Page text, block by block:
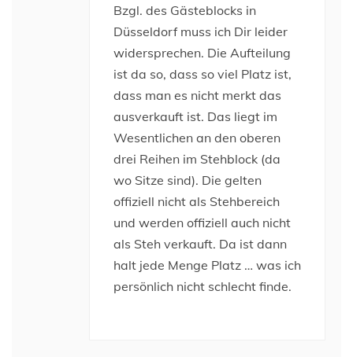
Bzgl. des Gästeblocks in
Düsseldorf muss ich Dir leider
widersprechen. Die Aufteilung
ist da so, dass so viel Platz ist,
dass man es nicht merkt das
ausverkauft ist. Das liegt im
Wesentlichen an den oberen
drei Reihen im Stehblock (da
wo Sitze sind). Die gelten
offiziell nicht als Stehbereich
und werden offiziell auch nicht
als Steh verkauft. Da ist dann
halt jede Menge Platz … was ich
persönlich nicht schlecht finde.